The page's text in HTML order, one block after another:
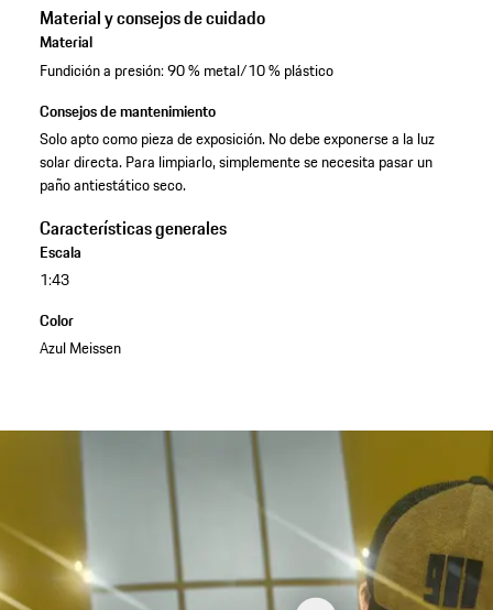
Material y consejos de cuidado
Material
Fundición a presión: 90 % metal/10 % plástico
Consejos de mantenimiento
Solo apto como pieza de exposición. No debe exponerse a la luz
solar directa. Para limpiarlo, simplemente se necesita pasar un
paño antiestático seco.
Características generales
Escala
1:43
Color
Azul Meissen